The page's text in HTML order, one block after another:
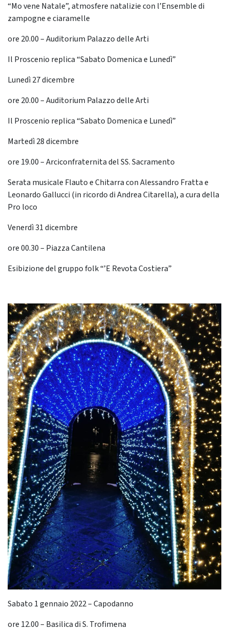
“Mo vene Natale”, atmosfere natalizie con l’Ensemble di
zampogne e ciaramelle
ore 20.00 – Auditorium Palazzo delle Arti
Il Proscenio replica “Sabato Domenica e Lunedì”
Lunedì 27 dicembre
ore 20.00 – Auditorium Palazzo delle Arti
Il Proscenio replica “Sabato Domenica e Lunedì”
Martedì 28 dicembre
ore 19.00 – Arciconfraternita del SS. Sacramento
Serata musicale Flauto e Chitarra con Alessandro Fratta e
Leonardo Gallucci (in ricordo di Andrea Citarella), a cura della
Pro loco
Venerdì 31 dicembre
ore 00.30 – Piazza Cantilena
Esibizione del gruppo folk “’E Revota Costiera”
Sabato 1 gennaio 2022 – Capodanno
ore 12.00 – Basilica di S. Trofimena